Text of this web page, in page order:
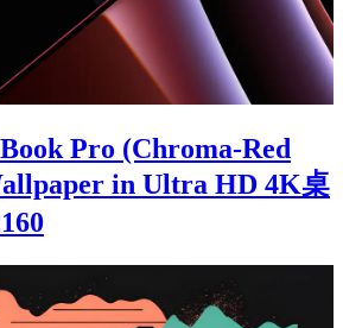
Pro (Chroma-Red
in Ultra HD 4K桌